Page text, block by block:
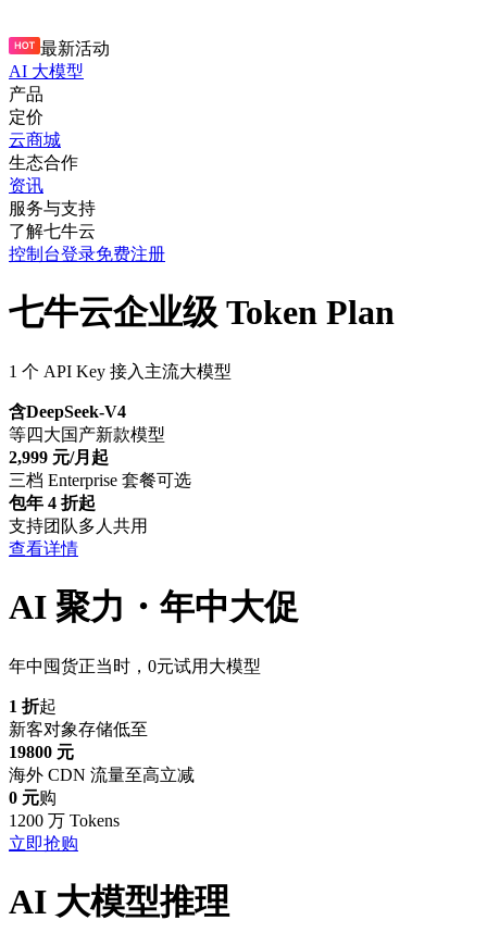
最新活动
AI 大模型
产品
定价
云商城
生态合作
资讯
服务与支持
了解七牛云
控制台登录免费注册
七牛云企业级 Token Plan
1 个 API Key 接入主流大模型
含DeepSeek-V4
等四大国产新款模型
2,999 元/月起
三档 Enterprise 套餐可选
包年 4 折起
支持团队多人共用
查看详情
AI 聚力・年中大促
年中囤货正当时，0元试用大模型
1 折起
新客对象存储低至
19800 元
海外 CDN 流量至高立减
0 元购
1200 万 Tokens
立即抢购
AI 大模型推理